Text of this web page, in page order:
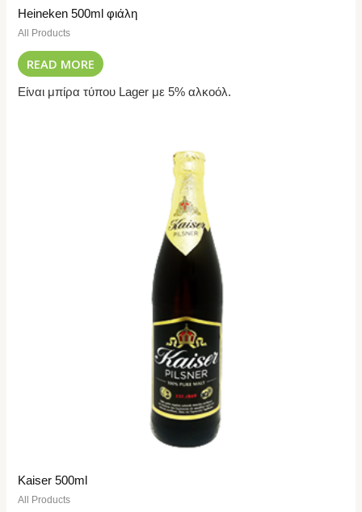
Heineken 500ml φιάλη
All Products
READ MORE
Είναι μπίρα τύπου Lager με 5% αλκοόλ.
Kaiser 500ml
All Products